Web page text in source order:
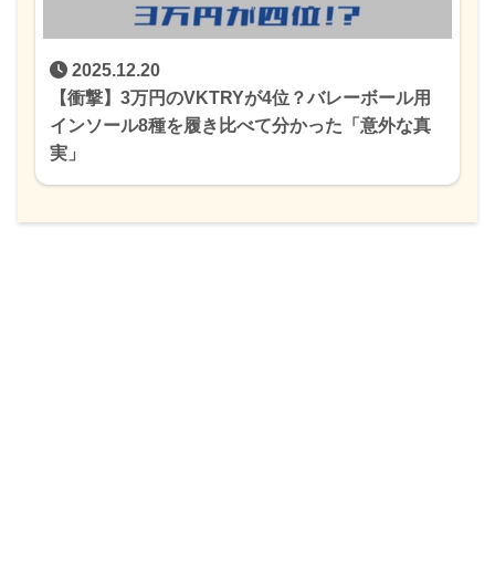
2025.12.20
【衝撃】3万円のVKTRYが4位？バレーボール用
インソール8種を履き比べて分かった「意外な真
実」